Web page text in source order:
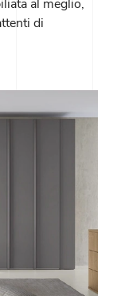
al meglio,
di